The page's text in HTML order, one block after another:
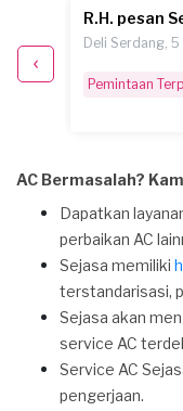
R.H. pesan
Deli Serdang,
Pemintaan
AC Bermasalah?
Dapatkan
perbaikan AC
Sejasa memiliki
terstandarisasi,
Sejasa akan
service AC
Service AC
pengerjaan.